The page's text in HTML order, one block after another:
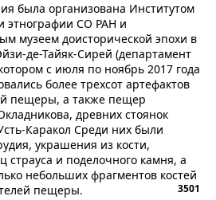
была организована Институтом
этнографии СО РАН и
музеем доисторической эпохи в
де-Тайяк-Сирей (департамент
с июля по ноябрь 2017 года
более трехсот артефактов
пещеры, а также пещер
древних стоянок
Каракол Среди них были
украшения из кости,
страуса и поделочного камня, а
небольших фрагментов костей
пещеры.
3501